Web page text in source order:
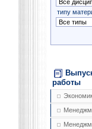
типу
работы